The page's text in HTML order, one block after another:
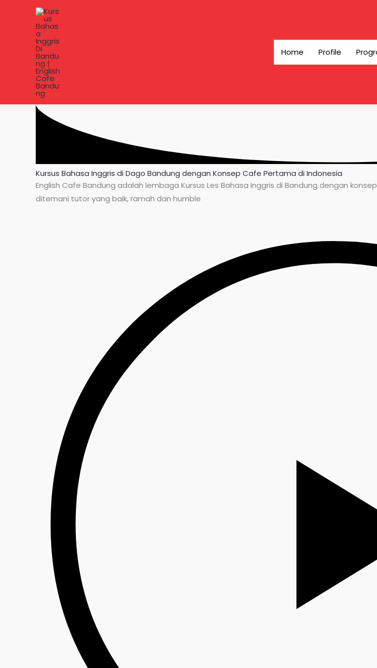
Home
Profile
Kursus Bahasa Inggris di Dago Bandung dengan Konsep Cafe Pertama di Indonesia
English Cafe Bandung adalah lembaga Kursus Les Bahasa Inggris di Bandung dengan
ditemani tutor yang baik, ramah dan humble